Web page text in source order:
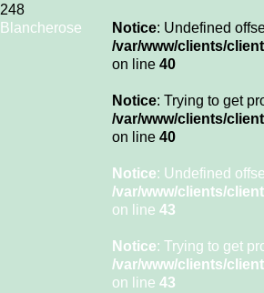
248
Blancherose
Notice: Undefined
/var/www/clients/
on line 40
Notice: Trying to get
/var/www/clients/
on line 40
Notice: Undefined
/var/www/clients/
on line 43
Notice: Trying to get
/var/www/clients/
on line 43